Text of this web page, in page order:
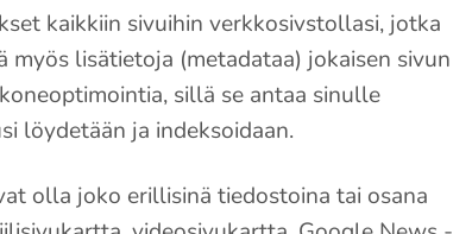
kaikkiin sivuihin verkkosivstollasi, jotka
lisätietoja (metadataa) jokaisen sivun
sillä se antaa sinulle
löydetään ja indeksoidaan.
olla joko erillisinä tiedostoina tai osana